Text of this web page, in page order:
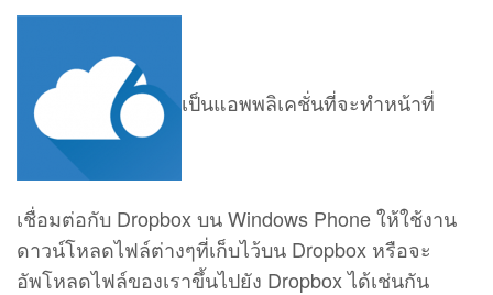
เป็นแอพพลิเคชั่นที่จะทำหน้าที่
เชื่อมต่อกับ Dropbox บน Windows Phone ให้ใช้งาน
ดาวน์โหลดไฟล์ต่างๆที่เก็บไว้บน Dropbox หรือจะ
อัพโหลดไฟล์ของเราขึ้นไปยัง Dropbox ได้เช่นกัน